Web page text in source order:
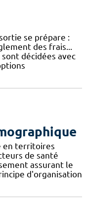
se prépare :
des frais...
décidées avec
en territoires
de santé
assurant le
d'organisation